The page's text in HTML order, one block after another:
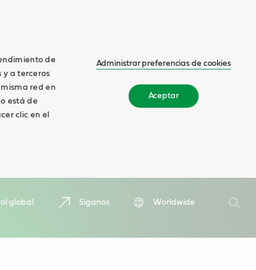
de
y a terceros
red en
está de
clic en el
Administrar preferencias de cookies
Aceptar
global Síganos
Worldwide
Buscar